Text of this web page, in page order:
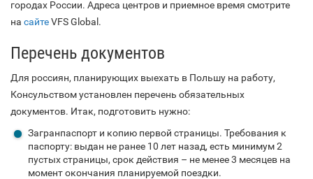
городах России. Адреса центров и приемное время смотрите
на сайтеVFS Global.
Перечень документов
Для россиян, планирующих выехать в Польшу на работу,
Консульством установлен перечень обязательных
документов. Итак, подготовить нужно:
Загранпаспорт и копию первой страницы. Требования к
паспорту: выдан не ранее 10 лет назад, есть минимум 2
пустых страницы, срок действия – не менее 3 месяцев на
момент окончания планируемой поездки.